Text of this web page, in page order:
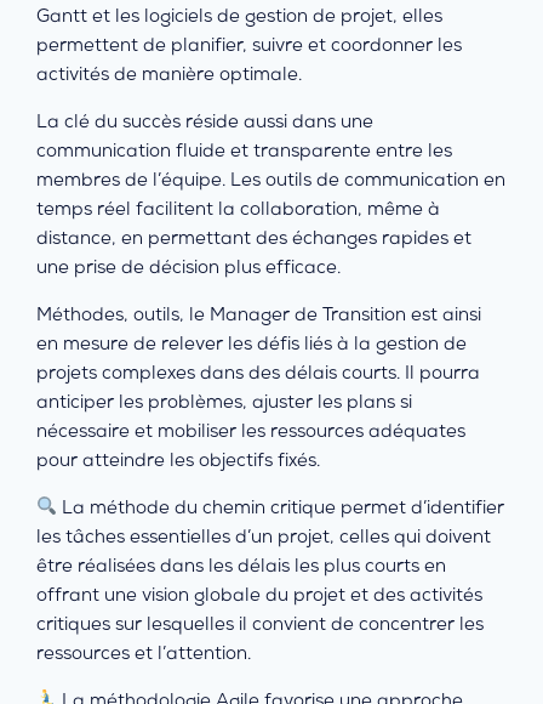
Gantt et les logiciels de gestion de projet, elles
permettent de planifier, suivre et coordonner les
activités de manière optimale.
La clé du succès réside aussi dans une
communication fluide et transparente entre les
membres de l’équipe. Les outils de communication en
temps réel facilitent la collaboration, même à
distance, en permettant des échanges rapides et
une prise de décision plus efficace.
Méthodes, outils, le Manager de Transition est ainsi
en mesure de relever les défis liés à la gestion de
projets complexes dans des délais courts. Il pourra
anticiper les problèmes, ajuster les plans si
nécessaire et mobiliser les ressources adéquates
pour atteindre les objectifs fixés.
La méthode du chemin critique permet d’identifier
les tâches essentielles d’un projet, celles qui doivent
être réalisées dans les délais les plus courts en
offrant une vision globale du projet et des activités
critiques sur lesquelles il convient de concentrer les
ressources et l’attention.